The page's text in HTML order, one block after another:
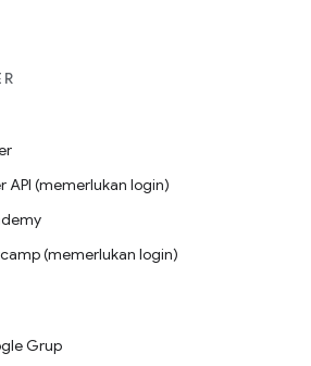
API (memerlukan login)
(memerlukan login)
Grup